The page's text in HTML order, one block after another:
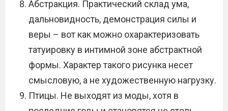
Абстракция. Практический склад ума,
дальновидность, демонстрация силы и
веры – вот как можно охарактеризовать
татуировку в интимной зоне абстрактной
формы. Характер такого рисунка несет
смысловую, а не художественную нагрузку.
Птицы. Не выходят из моды, хотя в